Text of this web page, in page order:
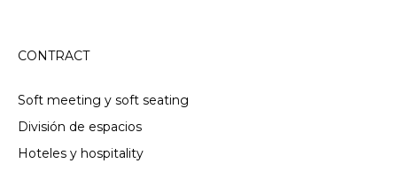
CONTRACT
Soft meeting y soft seating
División de espacios
Hoteles y hospitality